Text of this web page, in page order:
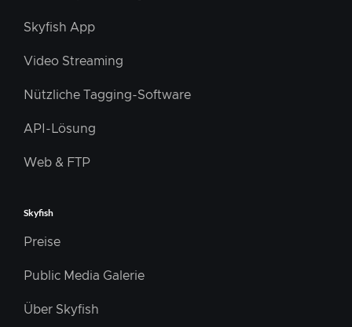
Skyfish App
Video Streaming
Nützliche Tagging-Software
API-Lösung
Web & FTP
Skyfish
Preise
Public Media Galerie
Über Skyfish